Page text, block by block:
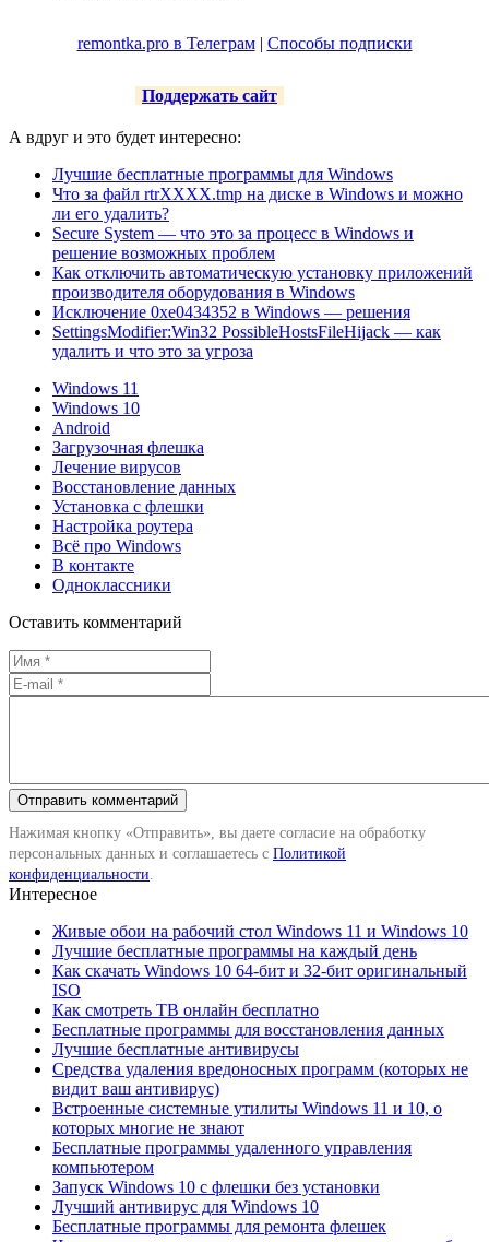
remontka.pro в Телеграм| Способы подписки
Поддержать сайт
А вдруг и это будет интересно:
Лучшие бесплатные программы для Windows
Что за файл rtrXXXX.tmp на диске в Windows и можно
ли его удалить?
Secure System — что это за процесс в Windows и
решение возможных проблем
Как отключить автоматическую установку приложений
производителя оборудования в Windows
Исключение 0xe0434352 в Windows — решения
SettingsModifier:Win32 PossibleHostsFileHijack — как
удалить и что это за угроза
Windows 11
Windows 10
Android
Загрузочная флешка
Лечение вирусов
Восстановление данных
Установка с флешки
Настройка роутера
Всё про Windows
В контакте
Одноклассники
Оставить комментарий
Нажимая кнопку «Отправить», вы даете согласие на обработку
персональных данных и соглашаетесь с Политикой
конфиденциальности.
Интересное
Живые обои на рабочий стол Windows 11 и Windows 10
Лучшие бесплатные программы на каждый день
Как скачать Windows 10 64-бит и 32-бит оригинальный
ISO
Как смотреть ТВ онлайн бесплатно
Бесплатные программы для восстановления данных
Лучшие бесплатные антивирусы
Средства удаления вредоносных программ (которых не
видит ваш антивирус)
Встроенные системные утилиты Windows 11 и 10, о
которых многие не знают
Бесплатные программы удаленного управления
компьютером
Запуск Windows 10 с флешки без установки
Лучший антивирус для Windows 10
Бесплатные программы для ремонта флешек